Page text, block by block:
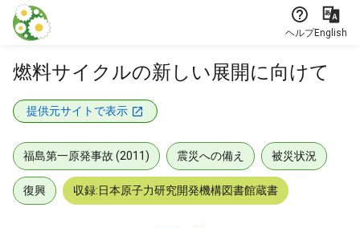
本文に飛ぶ
ヘルプEnglish
燃料サイクルの新しい展開に向けて
提供元サイトで表示
福島第一原発事故 (2011) 震災への備え 被災状況
復興 収録:日本原子力研究開発機構図書館蔵書